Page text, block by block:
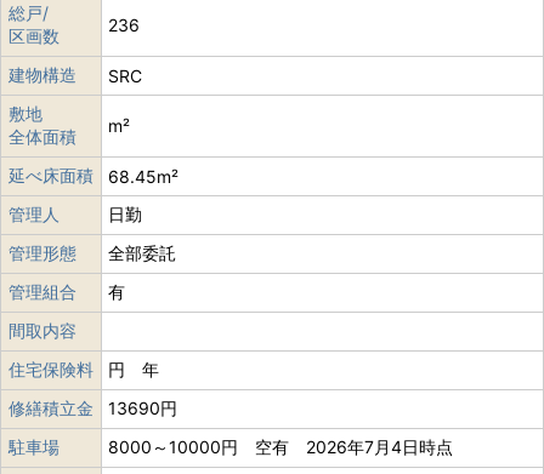
総戸/
区画数
236
建物構造
SRC
敷地
全体面積
m²
延べ床面積
68.45m²
管理人
日勤
管理形態
全部委託
管理組合
有
間取内容
住宅保険料
円 年
修繕積立金
13690円
駐車場
8000～10000円 空有 2026年7月4日時点